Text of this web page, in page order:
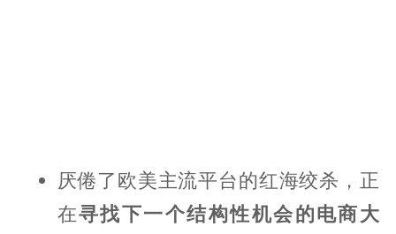
厌倦了欧美主流平台的红海绞杀，正
在寻找下一个结构性机会的电商大